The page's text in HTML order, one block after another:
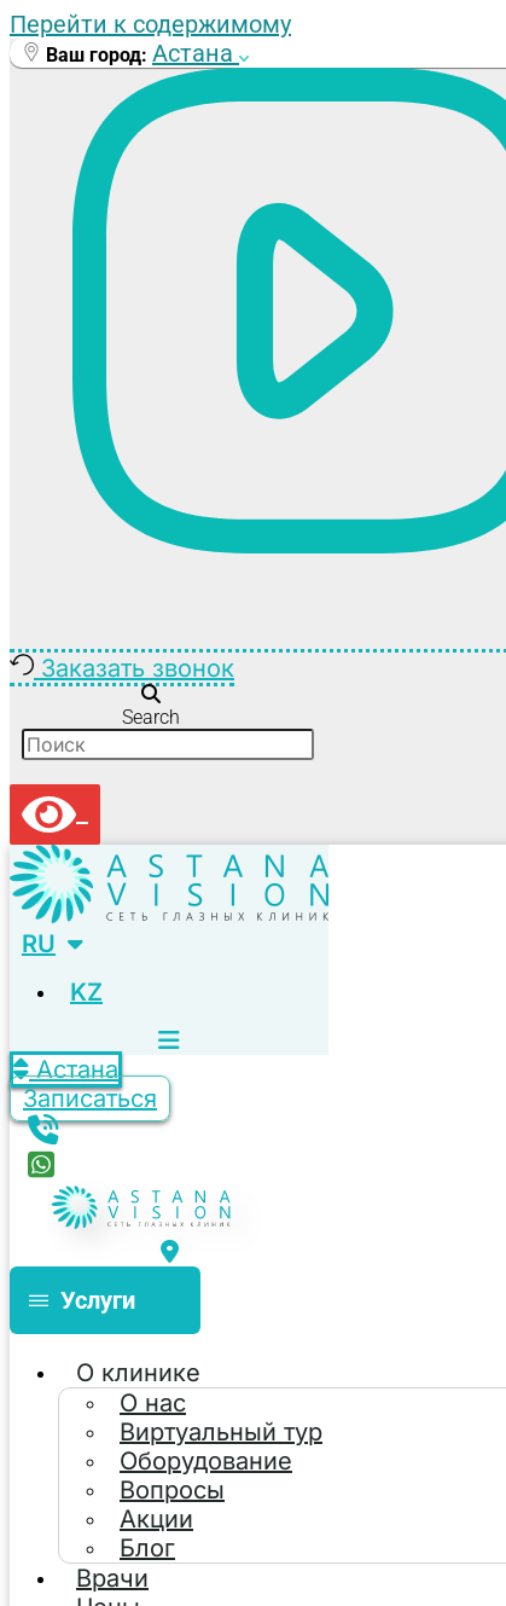
Перейти к содержимому
Ваш город: Астана
Заказать звонок
Search
RU
KZ
Астана
Записаться
Услуги
О клинике
О нас
Виртуальный тур
Оборудование
Вопросы
Акции
Блог
Врачи